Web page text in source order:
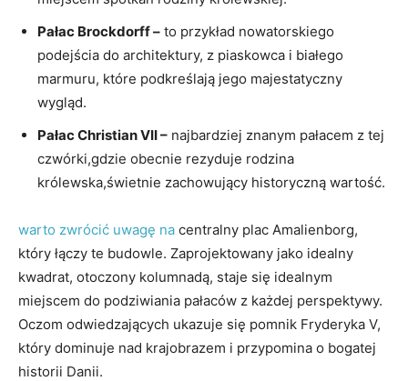
Pałac Brockdorff – to przykład nowatorskiego
podejścia do architektury, z piaskowca ⁣i ⁤białego
marmuru, które podkreślają jego majestatyczny⁤
wygląd.
Pałac Christian VII – najbardziej znanym pałacem z tej
czwórki,gdzie‍ obecnie rezyduje⁤ rodzina
‍królewska,świetnie zachowujący historyczną ‌wartość.
warto zwrócić uwagę na centralny plac Amalienborg,
który łączy te budowle. Zaprojektowany jako idealny
kwadrat, otoczony kolumnadą, staje się idealnym
miejscem do⁢ podziwiania pałaców⁤ z każdej perspektywy.
Oczom odwiedzających ukazuje się pomnik‍ Fryderyka V,
który ​dominuje nad krajobrazem i przypomina o bogatej
⁢historii Danii.